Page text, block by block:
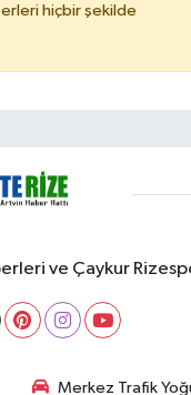
hiçbir şekilde
ve Çaykur
Merkez Trafik